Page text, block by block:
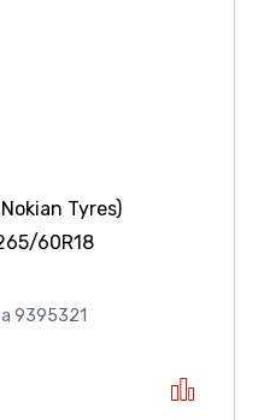
Tyres)
60R18
9395321